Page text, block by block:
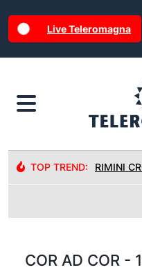
Live Teleromagna
TOP TREND: RIMINI
COR AD COR -